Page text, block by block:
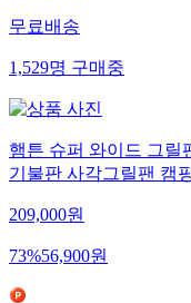
무료배송
1,529명구매중
햄튼 슈퍼 와이드 그릴
기불판 사각그릴팬 캠
209,000원
73%56,900원